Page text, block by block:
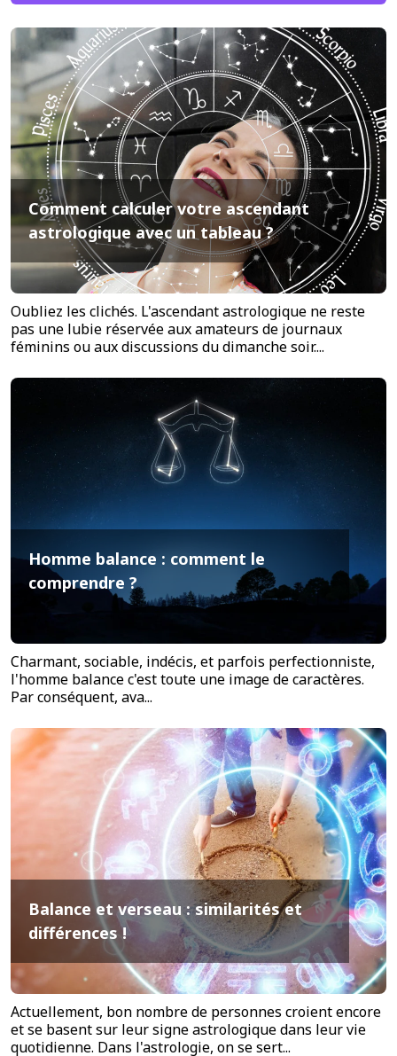
Comment calculer votre ascendant
astrologique avec un tableau ?
Oubliez les clichés. L'ascendant astrologique ne reste
pas une lubie réservée aux amateurs de journaux
féminins ou aux discussions du dimanche soir....
Homme balance : comment le
comprendre ?
Charmant, sociable, indécis, et parfois perfectionniste,
l'homme balance c'est toute une image de caractères.
Par conséquent, ava...
Balance et verseau : similarités et
différences !
Actuellement, bon nombre de personnes croient encore
et se basent sur leur signe astrologique dans leur vie
quotidienne. Dans l'astrologie, on se sert...